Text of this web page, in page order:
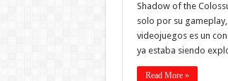
Shadow of the
solo por su
videojuegos es un
ya estaba siendo
Read More »